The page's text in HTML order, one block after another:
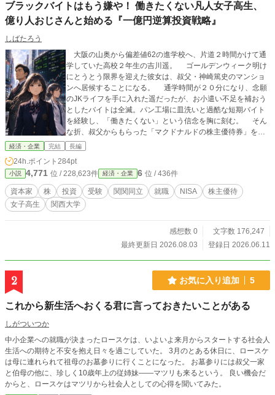
ブラックバイトはもう嫌や！ 働きたくない凡人女子高生、
億り人おじさんと始める『一億円逆算投資戦略』
しばたろう
大阪の山奥から偏差値62の進学校へ、片道２時間かけて通
学していた高校２年生の吉川遥。 ゴールデンウィーク明け
にとうとう限界を迎えた彼女は、叔父・神崎篤史のマンショ
ンへ居候することになる。 通学時間が２０分になり、念願
のJKライフを手に入れた遥だったが、お小遣い不足を補おう
としたバイトは全滅。パン工場に皿洗いと過酷な短期バイト
を経験し、「働きたくない」という信念を胸に刻む。 そん
な折、叔父からもらった「マクドナルドの株主優待券」をき
っかけに、株や資本主義の仕組みを知ることに。 「資本家と
きていくつもりだった女子高生の価値観をひっくり返す。
「お前は、資本家になったらええんや」 叔父の一言が、遥
の人生を大回転させる――。 関関同立を目指し、猛勉強を
始めた女子高生の、お金と未来をつかむための青春物語。
経済・企業 完結 長編
24h.ポイント 284pt
小説 4,771 位 / 228,623件 経済・企業 6 位 / 436件
資本家 株 投資 受験 関関同立 就職 NISA
株主優待
女子高生
関西大学
感想数 0
文字数 176,247
最終更新日 2026.08.03
登録日 2026.06.11
2 お気に入り追加 5
これから新生活へおくる君に言っておきたいことがある
しがついつか
中小企業への就職が決まったロースケは、いよいよ来月からスタートする社会人
生活への期待と不安を抱え日々を過ごしていた。 3月のとある休日に、ロースケ
は母に連れられて祖母のお墓参りに行くことになった。 お墓参りには叔父一家
と伯母の他に、珍しく10歳年上の従姉妹――マツリも来るという。 良い機会だ
からと、ロースケはマツリから社会人としての心得を聞いてみた。